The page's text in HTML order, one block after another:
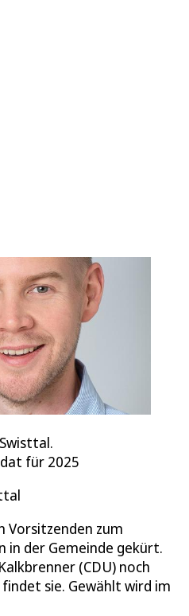
für 2025
Vorsitzenden zum
der Gemeinde gekürt.
(CDU) noch
sie. Gewählt wird im